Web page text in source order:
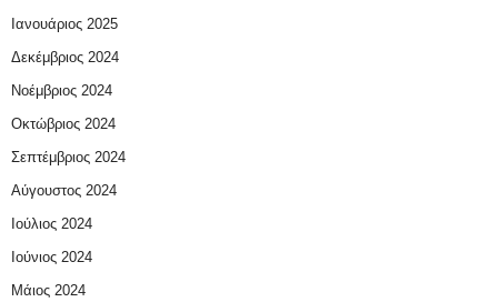
Ιανουάριος 2025
Δεκέμβριος 2024
Νοέμβριος 2024
Οκτώβριος 2024
Σεπτέμβριος 2024
Αύγουστος 2024
Ιούλιος 2024
Ιούνιος 2024
Μάιος 2024